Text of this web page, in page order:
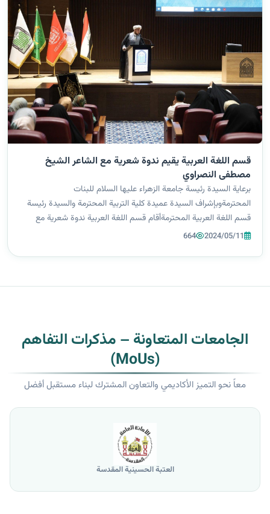
قسم اللغة العربية يقيم ندوة شعرية مع الشاعر الشيخ
مصطفى النصراوي
برعاية السيدة رئيسة جامعة الزهراء عليها السلام للبنات
المحترمةوبإشراف السيدة عميدة كلية التربية المحترمة والسيدة رئيسة
قسم اللغة العربية المحترمةأقام قسم اللغة العربية ندوة شعرية مع
الشاعر الشيخ مصطفى النصراويتحت عنوان:(أهل البيت عليهم السلام
2024/05/11
664
الجامعات المتعاونة – مذكرات التفاهم
(MoUs)
معاً نحو التميز الأكاديمي والتعاون المشترك لبناء مستقبل أفضل
العتبة الحسينية المقدسة